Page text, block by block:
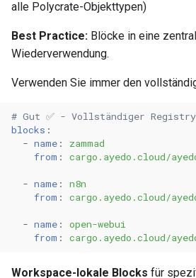
alle Polycrate-Objekttypen)
Best Practice: Blöcke in eine
Wiederverwendung.
Verwenden Sie immer den
# Gut ✅ - Vollständiger
blocks :
- name :
zammad
from : cargo.ayedo.cloud/
- name :
n8n
from : cargo.ayedo.cloud/
- name :
open-webui
from : cargo.ayedo.cloud/
Workspace-lokale Blocks für